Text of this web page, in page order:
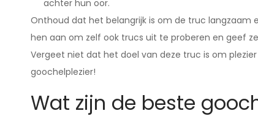
achter hun oor.
Onthoud dat het belangrijk is om de truc langzaam
hen aan om zelf ook trucs uit te proberen en geef
Vergeet niet dat het doel van deze truc is om
goochelplezier!
Wat zijn de beste